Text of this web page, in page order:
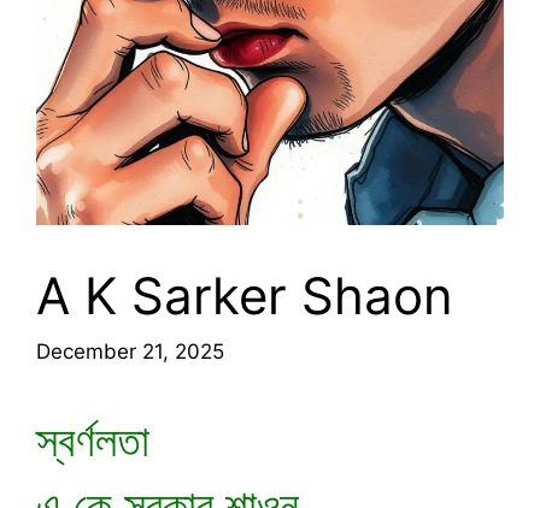
A K Sarker Shaon
December 21, 2025
স্বর্ণলতা